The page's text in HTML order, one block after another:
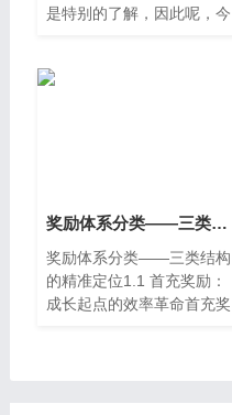
是特别的了解，因此呢，今
苍穹满vip50公益服的问题
奖励体系分类——三类结构的精准定位
奖励体系分类——三类结构
的精准定位1.1 首充奖励：
成长起点的效率革命首充奖